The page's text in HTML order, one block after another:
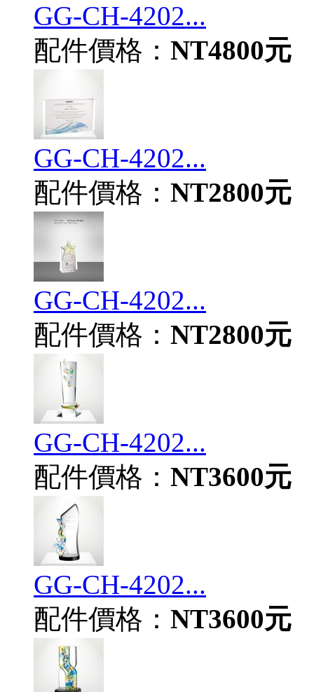
GG-CH-4202...
配件價格： NT4800元
GG-CH-4202...
配件價格： NT2800元
GG-CH-4202...
配件價格： NT2800元
GG-CH-4202...
配件價格： NT3600元
GG-CH-4202...
配件價格： NT3600元